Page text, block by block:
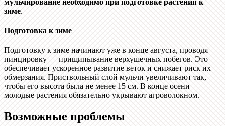
мульчирование необходимо при подготовке растения к
зиме.
Подготовка к зиме
Подготовку к зиме начинают уже в конце августа, проводя
пинцировку — прищипывание верхушечных побегов. Это
обеспечивает ускоренное развитие веток и снижает риск их
обмерзания. Приствольный слой мульчи увеличивают так,
чтобы его высота была не менее 15 см. В конце осени
молодые растения обязательно укрывают агроволокном.
Возможные проблемы